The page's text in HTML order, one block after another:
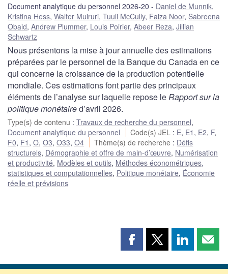
Document analytique du personnel 2026-20 Daniel de Munnik,
Kristina Hess, Walter Muiruri, Tuuli McCully, Faiza Noor, Sabreena
Obaid, Andrew Plummer, Louis Poirier, Abeer Reza, Jillian
Schwartz
Nous présentons la mise à jour annuelle des estimations
préparées par le personnel de la Banque du Canada en ce
qui concerne la croissance de la production potentielle
mondiale. Ces estimations font partie des principaux
éléments de l’analyse sur laquelle repose leRapport sur la
politique monétaired’avril 2026.
Type(s) de contenu : Travaux de recherche du personnel,
Document analytique du personnel
Code(s) JEL : E, E1 , E2, F,
F0, F1 , O, O3, O33, O4 Thème(s) de recherche : Défis
structurels, Démographie et offre de main-d’œuvre, Numérisation
et productivité, Modèles et outils, Méthodes économétriques,
statistiques et computationnelles, Politique monétaire, Économie
réelle et prévisions
Partager
page
Partager
page
Partager
page page